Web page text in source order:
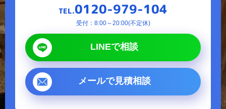
サービス案内
ゴミ屋敷片付け 汚部屋掃除
不用品回収
ハウスクリーニング
TEL.0120-979-104
受付：8:00～20:00(不定休)
LINEで相談
メールで見積相談